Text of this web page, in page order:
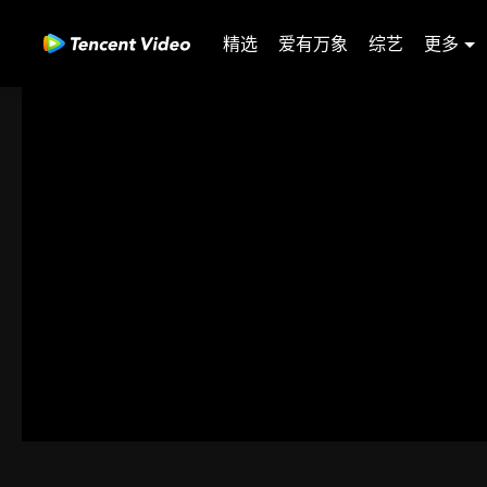
精选 爱有万象 综艺 更多